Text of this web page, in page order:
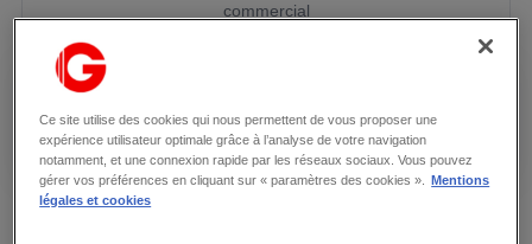
commercial
Et je souhaite louer un local permanent ou réserver un
emplacement temporaire dans le centre commercial
Ce site utilise des cookies qui nous permettent de vous proposer une
expérience utilisateur optimale grâce à l’analyse de votre navigation
notamment, et une connexion rapide par les réseaux sociaux. Vous pouvez
gérer vos préférences en cliquant sur « paramètres des cookies ».
Mentions
légales et cookies